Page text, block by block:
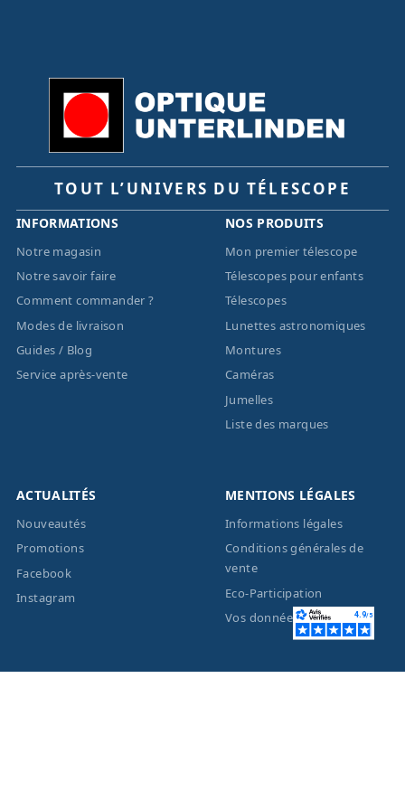
TOUT L’UNIVERS DU TÉLESCOPE
INFORMATIONS
Notre magasin
Notre savoir faire
Comment commander ?
Modes de livraison
Guides / Blog
Service après-vente
NOS PRODUITS
Mon premier télescope
Télescopes pour enfants
Télescopes
Lunettes astronomiques
Montures
Caméras
Jumelles
Liste des marques
ACTUALITÉS
Nouveautés
Promotions
Facebook
Instagram
MENTIONS LÉGALES
Informations légales
Conditions générales de
vente
Eco-Participation
Vos données personnelles